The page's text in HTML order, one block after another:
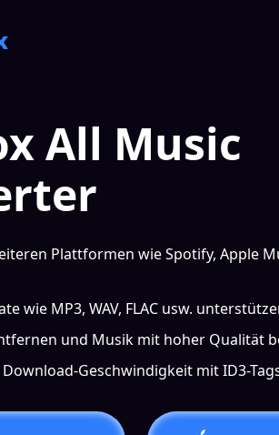
All Music
Plattformen wie Spotify, Apple
wie MP3, WAV, FLAC usw.
und Musik mit hoher Qualität
Geschwindigkeit mit ID3-